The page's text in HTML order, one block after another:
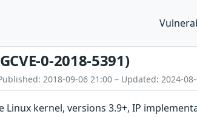
0-2018-5391)
2018-09-06 21:00 – Updated: 2024-
Linux kernel, versions 3.9+, IP